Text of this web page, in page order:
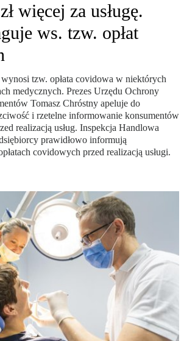
więcej za usługę.
ws. tzw. opłat
wynosi tzw. opłata covidowa w niektórych
medycznych. Prezes Urzędu Ochrony
Tomasz Chróstny apeluje do
i rzetelne informowanie konsumentów
realizacją usług. Inspekcja Handlowa
prawidłowo informują
covidowych przed realizacją usługi.